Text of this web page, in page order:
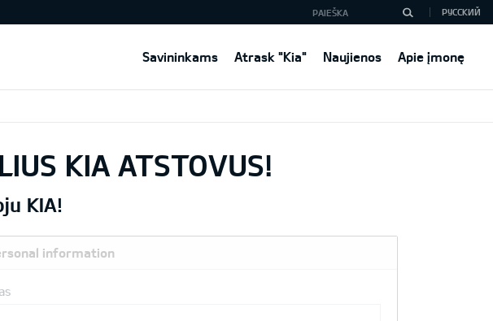
Savininkams Atrask "Kia" Naujienos Apie įmonę
РУССКИЙ
KIA ATSTOVUS!
KIA!
information